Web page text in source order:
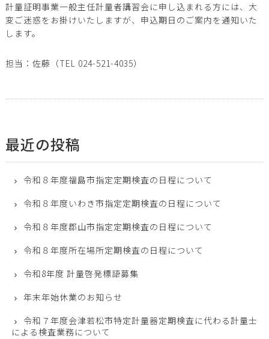
計量証明事業一般主任計量者講習会に申し込まれる方には、大
変ご迷惑をお掛けいたしますが、申込期日のご案内を通知いた
します。
担当：佐藤（TEL 024-521-4035）
最近の投稿
令和８年度福島市指定定期検査の日程について
令和８年度いわき市指定定期検査の日程について
令和８年度郡山市指定定期検査の日程について
令和８年度所在場所定期検査の日程について
令和8年度 計量啓発標語募集
年末年始休業のお知らせ
令和７年度会津若松市特定計量器定期検査に代わる計量士
による検査業務について